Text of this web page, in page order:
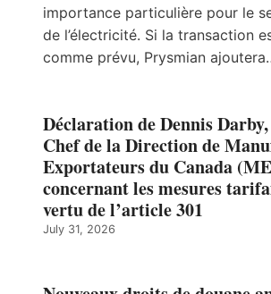
importance particulière pour le
de l’électricité. Si la transaction
comme prévu, Prysmian
Déclaration de Dennis
Chef de la Direction de
Exportateurs du Canada
concernant les mesures
vertu de l’article 301
July 31, 2026